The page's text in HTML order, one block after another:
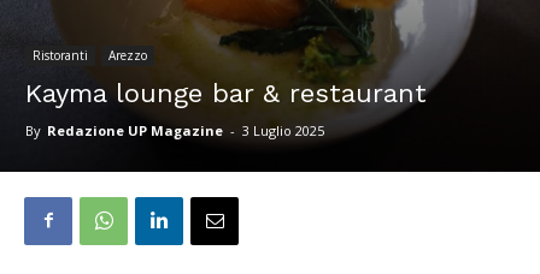
Ristoranti Arezzo
Kayma lounge bar & restaurant
By Redazione UP Magazine - 3 Luglio 2025